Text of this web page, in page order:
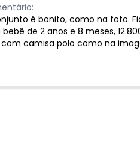
é bonito, como na foto.
de 2 anos e 8 meses,
com camisa polo como na